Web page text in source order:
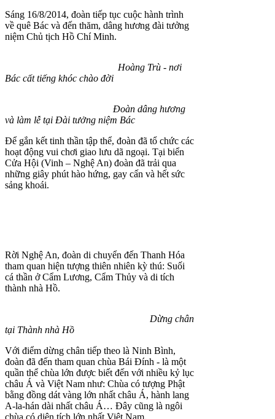
Sáng 16/8/2014, đoàn tiếp tục cuộc hành trình
về quê Bác và đến thăm, dâng hương đài tưởng
niệm Chủ tịch Hồ Chí Minh.
Hoàng Trù - nơi
Bác cất tiếng khóc chào đời
Đoàn dâng hương
và làm lễ tại Đài tưởng niệm Bác
Để gắn kết tinh thần tập thể, đoàn đã tổ chức các
hoạt động vui chơi giao lưu dã ngoại. Tại biển
Cửa Hội (Vinh – Nghệ An) đoàn đã trải qua
những giây phút hào hứng, gay cấn và hết sức
sảng khoái.
Rời Nghệ An, đoàn di chuyển đến Thanh Hóa
tham quan hiện tượng thiên nhiên kỳ thú: Suối
cá thần ở Cẩm Lương, Cẩm Thủy và di tích
thành nhà Hồ.
Dừng chân
tại Thành nhà Hồ
Với điểm dừng chân tiếp theo là Ninh Bình,
đoàn đã đến tham quan chùa Bái Đính - là một
quần thể chùa lớn được biết đến với nhiều kỷ lục
châu Á và Việt Nam như: Chùa có tượng Phật
bằng đồng dát vàng lớn nhất châu Á, hành lang
A-la-hán dài nhất châu Á… Đây cũng là ngôi